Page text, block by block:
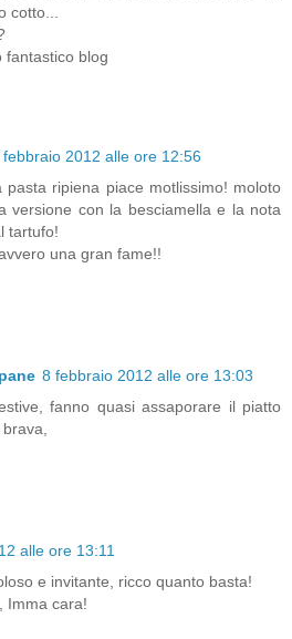
cotto...
fantastico blog
febbraio 2012 alle ore 12:56
ripiena piace motlissimo! moloto
versione con la besciamella e la nota
tartufo!
una gran fame!!
8 febbraio 2012 alle ore 13:03
fanno quasi assaporare il piatto
alle ore 13:11
e invitante, ricco quanto basta!
Imma cara!